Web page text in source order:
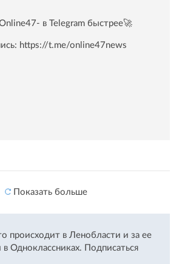
в Telegram быстрее🚀
https://t.me/online47news
Показать больше
происходит в Ленобласти и за ее
Одноклассниках. Подписаться